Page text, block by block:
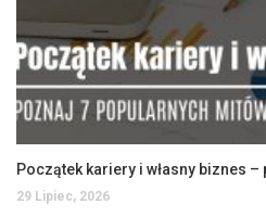
Początek kariery i własny biznes
29 Lipiec, 2026